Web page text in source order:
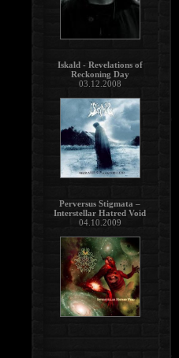
Iskald - Revelations of
Reckoning Day
03.12.2008
Perversus Stigmata –
Interstellar Hatred Void
04.10.2009